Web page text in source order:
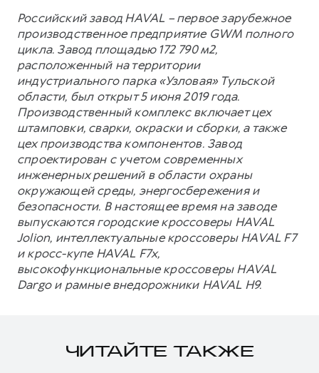
Российский завод HAVAL – первое зарубежное
производственное предприятие GWM полного
цикла. Завод площадью 172 790 м2,
расположенный на территории
индустриального парка «Узловая» Тульской
области, был открыт 5 июня 2019 года.
Производственный комплекс включает цех
штамповки, сварки, окраски и сборки, а также
цех производства компонентов. Завод
спроектирован с учетом современных
инженерных решений в области охраны
окружающей среды, энергосбережения и
безопасности. В настоящее время на заводе
выпускаются городские кроссоверы HAVAL
Jolion, интеллектуальные кроссоверы HAVAL F7
и кросс-купе HAVAL F7x,
высокофункциональные кроссоверы HAVAL
Dargo и рамные внедорожники HAVAL H9.
ЧИТАЙТЕ ТАКЖЕ